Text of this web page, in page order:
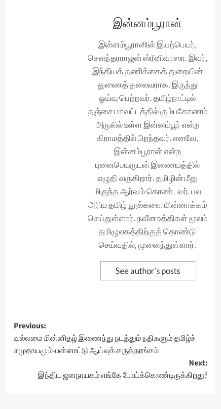
இன்னம்பூரான்
இன்னம்பூரானின் இயற்பெயர்,
சௌந்தரராஜன் ஸ்ரீனிவாஸா. இவர்,
இந்தியத் தணிக்கைத் துறையின்
துணைத் தலைவராக, இருந்து
ஓய்வு பெற்றவர். தமிழ்நாட்டில்
தஞ்சை மாவட்டத்தில் கும்பகோணம்
அருகில் உள்ள இன்னம்பூர் என்ற
கிராமத்தில் பிறந்தவர். எனவே,
இன்னம்பூரான் என்ற
புனைபெயருடன் இணையத்தில்
எழுதி வருகிறார். தமிழின் மீது
மிகுந்த ஆர்வம் கொண்டவர். பல
அரிய தமிழ் நூல்களை மின்னாக்கம்
செய்துள்ளார். நவீன உத்திகள் மூலம்
தமிழுலகத்திற்குத் தொண்டு
செய்வதில், முனைந்துள்ளார்.
See author's posts
Post
navigation
Previous:
வல்லமை மின்னிதழ் இணைந்து நடத்தும் நதிகளும் தமிழ்ச்
சமுதாயமும்-பன்னாட்டு ஆய்வுக் கருத்தரங்கம்
Next:
இந்திய ஜனநாயகம் எங்கே போய்க்கொண்டிருக்கிறது?